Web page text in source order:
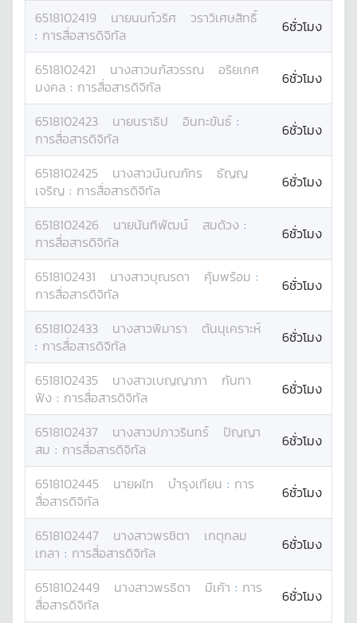
6518102419 นายนนท์วริศ
วราวิเศษสิทธิ์
: การสื่อสารดิจิทัล 6ชั่วโมง
6518102421 นางสาวนภัสวรรณ
อริยเกศ
มงคล : การสื่อสารดิจิทัล 6ชั่วโมง
6518102423 นายนราธิป อินทะขันธ์ :
การสื่อสารดิจิทัล
6ชั่วโมง
6518102425 นางสาวนันณภัทร
ธัญญ
เจริญ : การสื่อสารดิจิทัล 6ชั่วโมง
6518102426 นายนันทิพัฒน์ สมด้วง :
การสื่อสารดิจิทัล
6ชั่วโมง
6518102431 นางสาวบุณรดา คุ้มพร้อม :
การสื่อสารดิจิทัล
6ชั่วโมง
6518102433 นางสาวพิมารา
ตันนุเคราะห์
: การสื่อสารดิจิทัล 6ชั่วโมง
6518102435 นางสาวเบญญาภา
กันทา
ฟัง : การสื่อสารดิจิทัล 6ชั่วโมง
6518102437 นางสาวปภาวรินทร์
ปัญญา
สม : การสื่อสารดิจิทัล 6ชั่วโมง
6518102445 นายผไท บำรุงเทียน : การ
สื่อสารดิจิทัล
6ชั่วโมง
6518102447 นางสาวพรชิตา
เกตุกลม
เกลา : การสื่อสารดิจิทัล 6ชั่วโมง
6518102449 นางสาวพรธิดา มีเค้า : การ
สื่อสารดิจิทัล
6ชั่วโมง